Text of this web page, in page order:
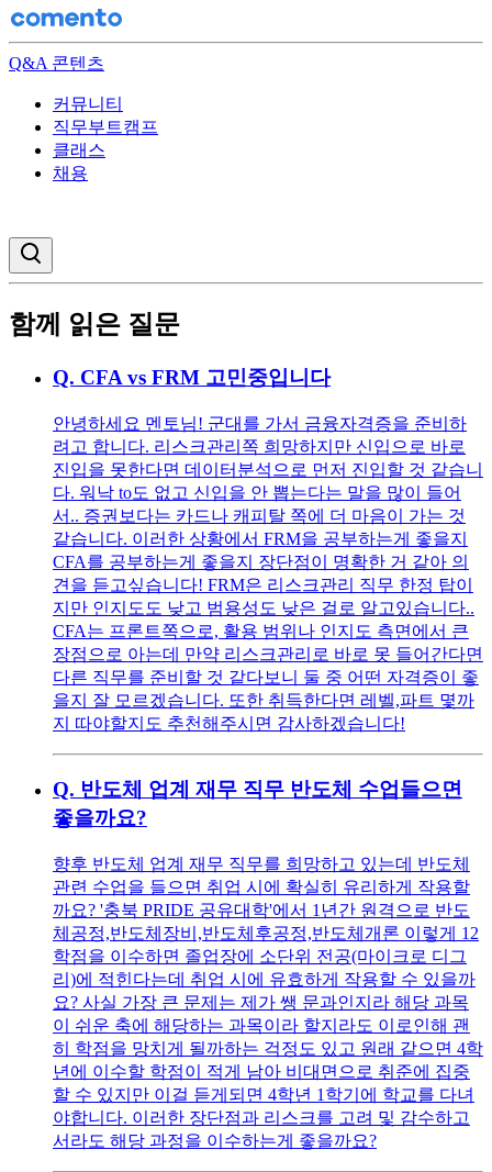
Q&A 콘텐츠
커뮤니티
직무부트캠프
클래스
채용
함께 읽은 질문
Q. CFA vs FRM 고민중입니다
안녕하세요 멘토님! 군대를 가서 금융자격증을 준비하
려고 합니다. 리스크관리쪽 희망하지만 신입으로 바로
진입을 못한다면 데이터분석으로 먼저 진입할 것 같습니
다. 워낙 to도 없고 신입을 안 뽑는다는 말을 많이 들어
서.. 증권보다는 카드나 캐피탈 쪽에 더 마음이 가는 것
같습니다. 이러한 상황에서 FRM을 공부하는게 좋을지
CFA를 공부하는게 좋을지 장단점이 명확한 거 같아 의
견을 듣고싶습니다! FRM은 리스크관리 직무 한정 탑이
지만 인지도도 낮고 범용성도 낮은 걸로 알고있습니다..
CFA는 프론트쪽으로, 활용 범위나 인지도 측면에서 큰
장점으로 아는데 만약 리스크관리로 바로 못 들어간다면
다른 직무를 준비할 것 같다보니 둘 중 어떤 자격증이 좋
을지 잘 모르겠습니다. 또한 취득한다면 레벨,파트 몇까
지 따야할지도 추천해주시면 감사하겠습니다!
Q. 반도체 업계 재무 직무 반도체 수업들으면
좋을까요?
향후 반도체 업계 재무 직무를 희망하고 있는데 반도체
관련 수업을 들으면 취업 시에 확실히 유리하게 작용할
까요? '충북 PRIDE 공유대학'에서 1년간 원격으로 반도
체공정,반도체장비,반도체후공정,반도체개론 이렇게 12
학점을 이수하면 졸업장에 소단위 전공(마이크로 디그
리)에 적힌다는데 취업 시에 유효하게 작용할 수 있을까
요? 사실 가장 큰 문제는 제가 쌩 문과인지라 해당 과목
이 쉬운 축에 해당하는 과목이라 할지라도 이로인해 괜
히 학점을 망치게 될까하는 걱정도 있고 원래 같으면 4학
년에 이수할 학점이 적게 남아 비대면으로 취준에 집중
할 수 있지만 이걸 듣게되면 4학년 1학기에 학교를 다녀
야합니다. 이러한 장단점과 리스크를 고려 및 감수하고
서라도 해당 과정을 이수하는게 좋을까요?